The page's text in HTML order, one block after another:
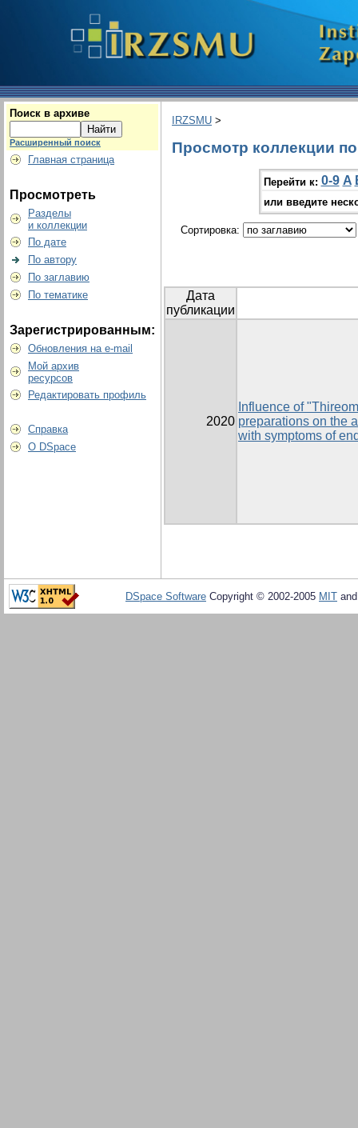
Поиск в архиве
Расширенный поиск
Главная страница
Просмотреть
Разделы
и коллекции
По дате
По автору
По заглавию
По тематике
Зарегистрированным:
Обновления на e-mail
Мой архив
ресурсов
Редактировать профиль
Справка
О DSpace
IRZSMU >
Просмотр коллекции
Перейти к: 0-9 A
или введите
Сортировка:
Дата
публикации
2020
Influence of
preparations on the
with symptoms of
DSpace Software Copyright © 2002-2005 MIT